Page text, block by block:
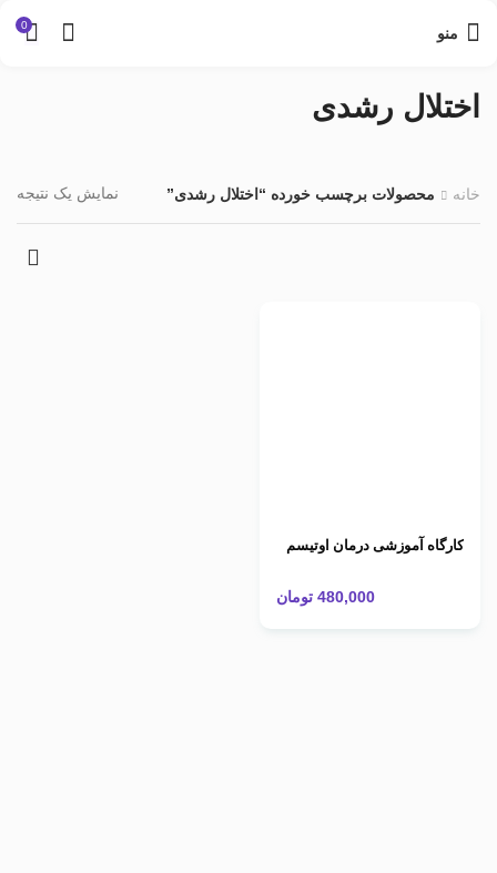
منو 0
اختلال رشدی
خانه محصولات برچسب خورده “اختلال رشدی” نمایش یک نتیجه
کارگاه آموزشی درمان اوتیسم
480,000 تومان